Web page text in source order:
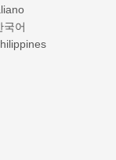
국어